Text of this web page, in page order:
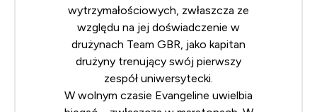
wytrzymałościowych, zwłaszcza ze
względu na jej doświadczenie w
drużynach Team GBR, jako kapitan
drużyny trenujący swój pierwszy
zespół uniwersytecki.
W wolnym czasie Evangeline uwielbia